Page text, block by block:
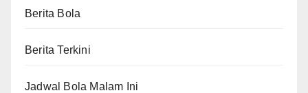
Berita Bola
Berita Terkini
Jadwal Bola Malam Ini